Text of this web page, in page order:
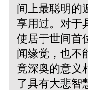
间上最聪明的
享用过。对于
使居于世间首
闻缘觉，也不
竟深奥的意义
了具有大悲智